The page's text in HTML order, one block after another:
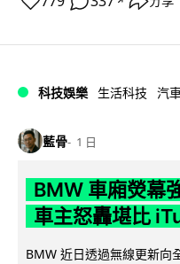
科技娛樂 生活科技 汽
藍骨 1 日
BMW 車廂熒幕
車主怒轟堪比
BMW 近日透過無線更新向